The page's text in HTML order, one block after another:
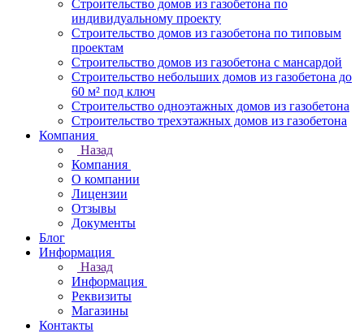
Строительство домов из газобетона по
индивидуальному проекту
Строительство домов из газобетона по типовым
проектам
Строительство домов из газобетона с мансардой
Строительство небольших домов из газобетона до
60 м² под ключ
Строительство одноэтажных домов из газобетона
Строительство трехэтажных домов из газобетона
Компания
Назад
Компания
О компании
Лицензии
Отзывы
Документы
Блог
Информация
Назад
Информация
Реквизиты
Магазины
Контакты